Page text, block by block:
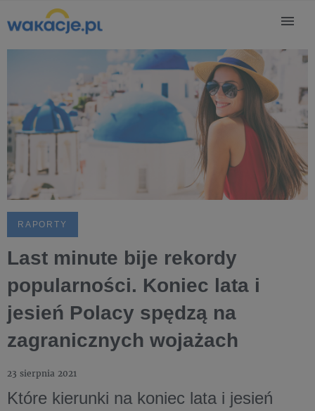
RAPORTY
Last minute bije rekordy
popularności. Koniec lata i
jesień Polacy spędzą na
zagranicznych wojażach
23 sierpnia 2021
Które kierunki na koniec lata i jesień